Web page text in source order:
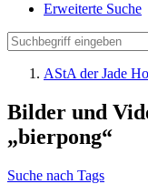
Erweiterte Suche
AStA der Jade
Bilder und
„bierpong“
Suche nach Tags